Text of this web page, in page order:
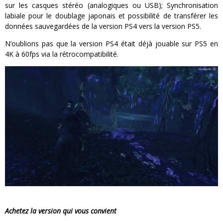
sur les casques stéréo (analogiques ou USB); Synchronisation
labiale pour le doublage japonais et possibilité de transférer les
données sauvegardées de la version PS4 vers la version PS5.
N’oublions pas que la version PS4 était déjà jouable sur PS5 en
4K à 60fps via la rétrocompatibilité.
Achetez la version qui vous convient